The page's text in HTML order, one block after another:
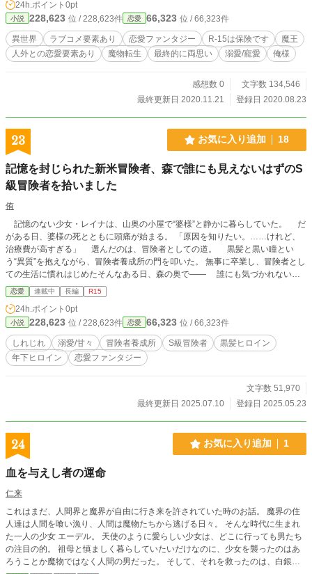
24h.ポイント 0pt
小説 228,623 位 / 228,623件 恋愛 66,323 位 / 66,323件
異世界 ラブコメ要素あり 恋愛ファンタジー R-15は保険です
魔王
人外との恋愛要素あり
魔物転生 最終的に両思い 溺愛/寵愛 俺様
感想数 0
文字数 134,546
最終更新日 2020.11.21
登録日 2020.08.23
23 お気に入り追加 18
記憶を封じられた新米冒険者、森で誰にも見えないはずのS
級冒険者を拾いました
侑
記憶のない少女・レイナは、山奥の小屋で“婆様”と静かに暮らしていた。 だ
がある日、婆様の死とともに頭痛が始まる。 「原因を知りたい。……けれど、
治療費が高すぎる」 選んだのは、冒険者としての道。 黒髪と黒い瞳とい
う“異質”を抱えながら、冒険者養成所の門を叩いた。 無事に卒業し、冒険者とし
ての生活に慣れはじめたそんなある日、森の奥で―― 誰にも気づかれないは
ずの、気配遮断中のS級冒険者と出会う。 銀の髪に金の瞳。誰もが目を奪う美
貌を持ちながら、誰にも心を開かない孤高の青年。 「なぜ……お前には、俺が
見えた？」 それは偶然の邂逅か、それとも封印された記憶が導いた運命か。
記憶を封じられた新米冒険者×誰にも見えないように気配遮断中のS級冒険
者。 少しずつ心を通わせていく、“じれ甘”ファンタジー恋愛譚。 ※ヒーロ
ーの登場は第10話付近からゆっくり始まります。 旧タイトル 記憶を封印されし
頭痛持ち少女はS級冒険者に愛でられる 新タイトル 記憶を封じられた新米冒険
恋愛 連載中 長編 R15
24h.ポイント 0pt
小説 228,623 位 / 228,623件 恋愛 66,323 位 / 66,323件
しれじれ 溺愛/甘々 冒険者養成所 S級冒険者
黒髪ヒロイン
年下ヒロイン
恋愛ファンタジー
文字数 51,970
最終更新日 2025.07.10
登録日 2025.05.23
24 お気に入り追加 1
血を与えし者の運命
仁来
これはまだ、人間界と魔界が自由に行き来を許されていた時のお話。 魔界の住
人達は人間を喰い漁り、人間は魔物たちから逃げる日々。 そんな時代に生まれ
た一人の少女 エーデル。 天使のように愛らしい少女は、どこに行っても男たち
の注目の的。 祖母と慎ましく暮らしていたいだけなのに、少女を襲ったのはあ
ろうことか魔物ではなく人間の男だった。 そして、それを救ったのは、白銀色